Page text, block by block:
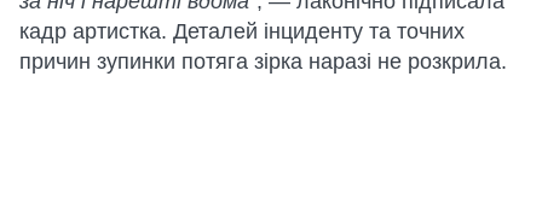
кадр артистка. Деталей інциденту та точних
причин зупинки потяга зірка наразі не розкрила.